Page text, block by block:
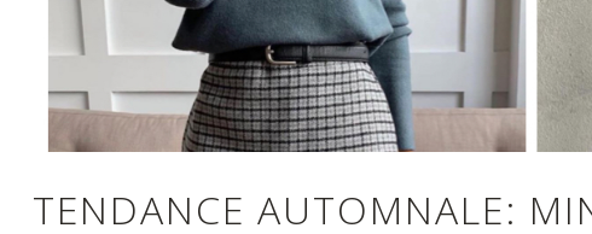
TENDANCE AUTOMNALE: